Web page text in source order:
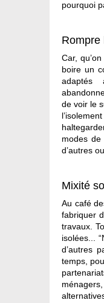
pourquoi
Rompre
Car,
boire un
adaptés
de voir le
modes
d’autres
Mixité
Au café
fabriquer
travaux.
isolées...
d’autres
temps,